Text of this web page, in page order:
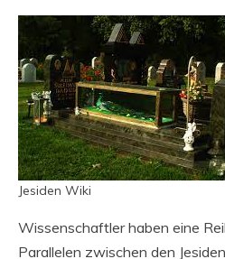
Jesiden Wiki
Wissenschaftler haben eine
Parallelen zwischen den